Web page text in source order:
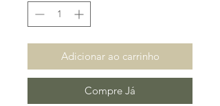
Adicionar ao carrinho
Compre Já